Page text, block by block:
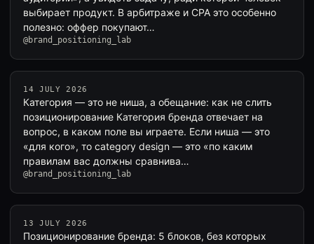
выбирает продукт. В арбитраже и CPA это особенно
полезно: оффер покупают…
@brand_positioning_lab
14 JULY 2026
Категория — это не ниша, а обещание: как не слить
позиционирование Категория бренда отвечает на
вопрос, в каком поле вы играете. Если ниша — это
«для кого», то category design — это «по каким
правилам вас должны сравнива…
@brand_positioning_lab
13 JULY 2026
Позиционирование бренда: 5 блоков, без которых